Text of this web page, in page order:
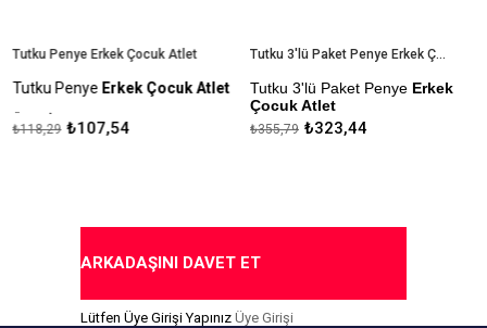
Tutku Penye Erkek Çocuk Atlet
Tutku Penye Erkek Çocuk Atlet
Ürün İçeriği: %100 Pamuk
₺107,54
₺118,29
Tutku 3'lü Paket Penye Erkek Çocuk Atlet
Tutku 3'lü Paket Penye Erkek
Çocuk Atlet
Ürün İçeriği: %100 Pamuk
₺323,44
₺355,79
ARKADAŞINI DAVET ET
Lütfen Üye Girişi Yapınız Üye Girişi